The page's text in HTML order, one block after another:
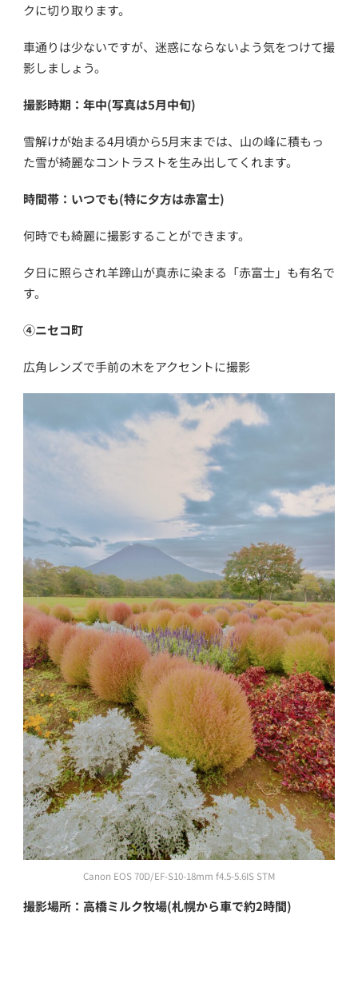
クに切り取ります。
車通りは少ないですが、迷惑にならないよう気をつけて撮
影しましょう。
撮影時期：年中(写真は5月中旬)
雪解けが始まる4月頃から5月末までは、山の峰に積もっ
た雪が綺麗なコントラストを生み出してくれます。
時間帯：いつでも(特に夕方は赤富士)
何時でも綺麗に撮影することができます。
夕日に照らされ羊蹄山が真赤に染まる「赤富士」も有名で
す。
④ニセコ町
広角レンズで手前の木をアクセントに撮影
Canon EOS 70D/EF-S10-18mm f4.5-5.6IS STM
撮影場所：高橋ミルク牧場(札幌から車で約2時間)